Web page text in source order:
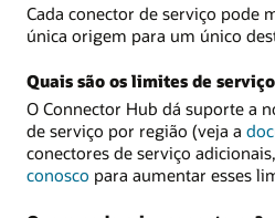
Cada conector de serviço pode
única origem para um único
Quais são os limites de
O Connector Hub dá suporte a
de serviço por região (veja a
conectores de serviço adicionais,
conosco para aumentar esses